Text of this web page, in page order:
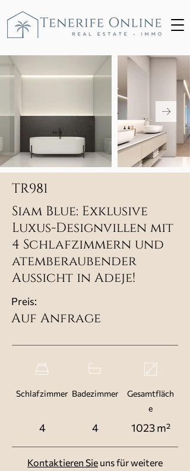
TR981
Siam Blue: Exklusive
Luxus-Designvillen mit
4 Schlafzimmern und
atemberaubender
Aussicht in Adeje!
Preis:
Auf Anfrage
Schlafzimmer Badezimmer
4 4
Gesamtfläch
e
1023 m²
Kontaktieren Sie uns für weitere